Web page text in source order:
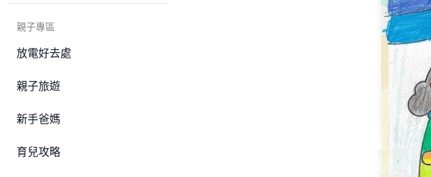
親子專區
放電好去處
親子旅遊
新手爸媽
育兒攻略